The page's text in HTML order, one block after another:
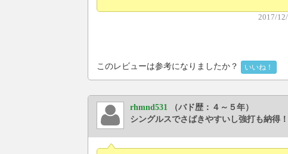
2017/
このレビューは参考になりましたか？ いいね！
rhmnd531
（バド歴：４～５年）
シングルスでさばきやすいし強打も納得！